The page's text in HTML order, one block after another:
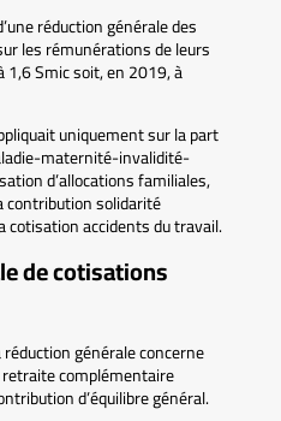
réduction générale des
les rémunérations de leurs
Smic soit, en 2019, à
uniquement sur la part
maternité-invalidité-
d’allocations familiales,
contribution solidarité
cotisation accidents du travail.
de cotisations
générale concerne
complémentaire
d’équilibre général.